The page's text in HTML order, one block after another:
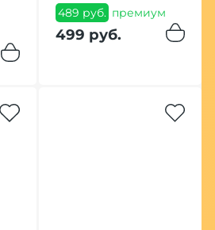
489 руб. премиум
499 руб.